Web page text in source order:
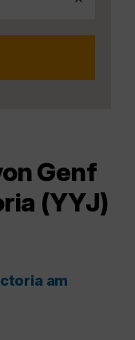
Genf
(YYJ)
am